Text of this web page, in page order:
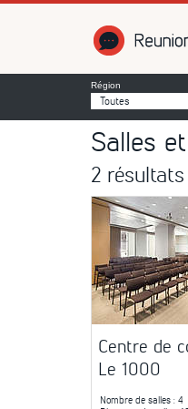
Région
Toutes
Salles
2 résultats
Centre de
Le 1000
Nombre de salles: 4